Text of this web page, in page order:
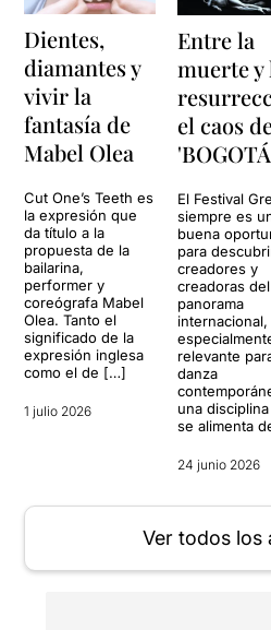
Dientes,
diamantes y
vivir la
fantasía de
Mabel Olea
Cut One’s Teeth es
la expresión que
da título a la
propuesta de la
bailarina,
performer y
coreógrafa Mabel
Olea. Tanto el
significado de la
expresión inglesa
como el de […]
1 julio 2026
Entre la
muerte y
el caos
El Festival
siempre es
buena
para
creadores y
creadoras del
panorama
relevante
danza
una
se alimenta
24 junio 2026
Ver todos los